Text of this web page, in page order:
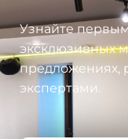
Узнайте
эксклюзивных
предложениях,
экспертами.